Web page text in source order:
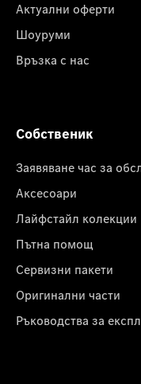
Актуални оферти
Шоуруми
Връзка с нас
Собственик
Заявяване час за
Аксесоари
Лайфстайл колекции
Пътна помощ
Сервизни пакети
Оригинални части
Ръководства за